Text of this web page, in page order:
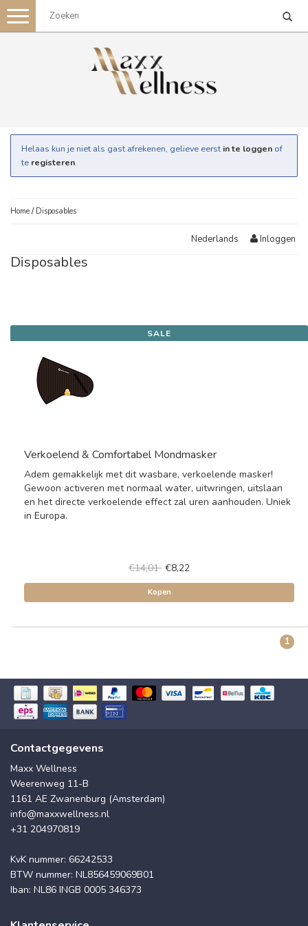
Toggle
navigation
Helaas kun je niet als gast afrekenen, gelieve eerst in te loggen of
te registeren.
Home / Disposables
Nederlands Inloggen
Disposables
SALE
Verkoelend & Comfortabel Mondmasker
Adem gemakkelijk met dit wasbare, verkoelende masker!
Gewoon activeren met normaal water, uitwringen, uitslaan
en het directe verkoelende effect zal uren aanhouden. Uniek
in Europa.
€14,01 €8,22
Kopen
1
Contactgegevens
Maxx Wellness
Weerenweg 11-B
1161 AE Zwanenburg (Amsterdam)
info@maxxwellness.nl
+31 204970819
KvK nummer: 66242533
BTW nummer: NL856459069B01
Iban: NL86 INGB 0005 346373